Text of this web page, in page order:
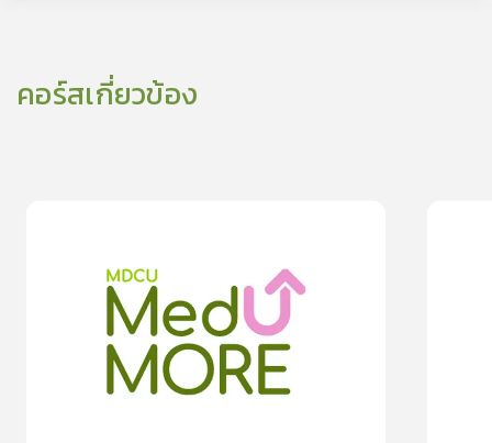
คอร์สเกี่ยวข้อง
โรคภาวะขากระตุกขณะหลับ รบกวนการนอนอย่างมีคุณภาพ
0.0 0rating)
moreDetails